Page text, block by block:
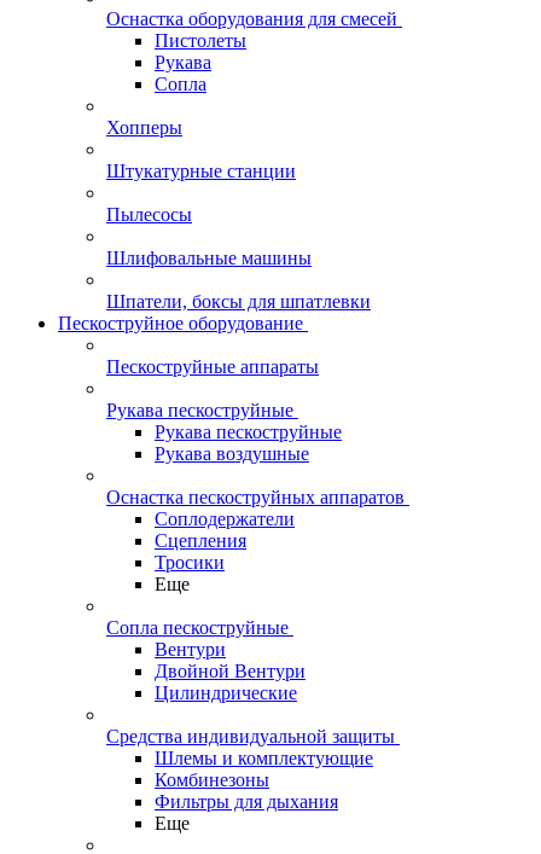
Оснастка оборудования для смесей
Пистолеты
Рукава
Сопла
Хопперы
Штукатурные станции
Пылесосы
Шлифовальные машины
Шпатели, боксы для шпатлевки
Пескоструйное оборудование
Пескоструйные аппараты
Рукава пескоструйные
Рукава пескоструйные
Рукава воздушные
Оснастка пескоструйных аппаратов
Соплодержатели
Сцепления
Тросики
Еще
Сопла пескоструйные
Вентури
Двойной Вентури
Цилиндрические
Средства индивидуальной защиты
Шлемы и комплектующие
Комбинезоны
Фильтры для дыхания
Еще